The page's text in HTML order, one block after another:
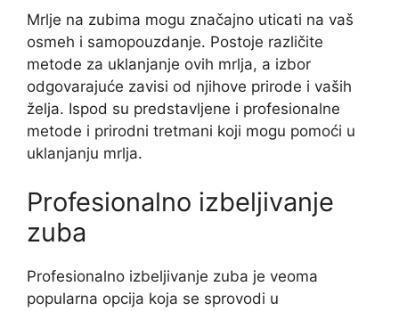
Mrlje na zubima mogu značajno uticati na vaš
osmeh i samopouzdanje. Postoje različite
metode za uklanjanje ovih mrlja, a izbor
odgovarajuće zavisi od njihove prirode i vaših
želja. Ispod su predstavljene i profesionalne
metode i prirodni tretmani koji mogu pomoći u
uklanjanju mrlja.
Profesionalno izbeljivanje
zuba
Profesionalno izbeljivanje zuba je veoma
popularna opcija koja se sprovodi u